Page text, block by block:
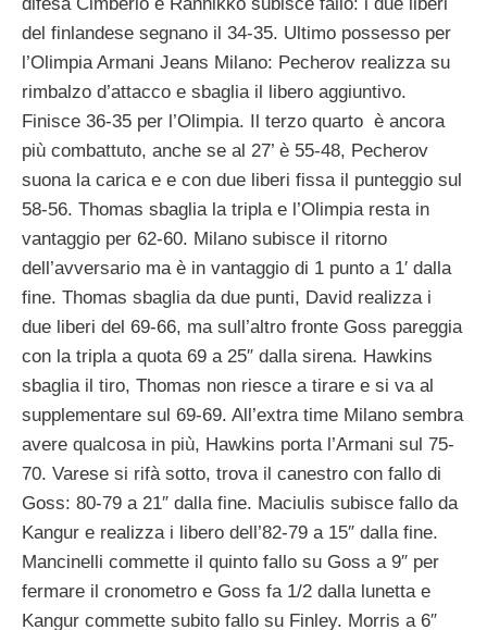
del finlandese segnano il 34-35. Ultimo possesso per
l’Olimpia Armani Jeans Milano: Pecherov realizza su
rimbalzo d’attacco e sbaglia il libero aggiuntivo.
Finisce 36-35 per l’Olimpia. Il terzo quarto è ancora
più combattuto, anche se al 27’ è 55-48, Pecherov
suona la carica e e con due liberi fissa il punteggio sul
58-56. Thomas sbaglia la tripla e l’Olimpia resta in
vantaggio per 62-60. Milano subisce il ritorno
dell’avversario ma è in vantaggio di 1 punto a 1′ dalla
fine. Thomas sbaglia da due punti, David realizza i
due liberi del 69-66, ma sull’altro fronte Goss pareggia
con la tripla a quota 69 a 25″ dalla sirena. Hawkins
sbaglia il tiro, Thomas non riesce a tirare e si va al
supplementare sul 69-69. All’extra time Milano sembra
avere qualcosa in più, Hawkins porta l’Armani sul 75-
70. Varese si rifà sotto, trova il canestro con fallo di
Goss: 80-79 a 21″ dalla fine. Maciulis subisce fallo da
Kangur e realizza i libero dell’82-79 a 15″ dalla fine.
Mancinelli commette il quinto fallo su Goss a 9″ per
fermare il cronometro e Goss fa 1/2 dalla lunetta e
Kangur commette subito fallo su Finley. Morris a 6″